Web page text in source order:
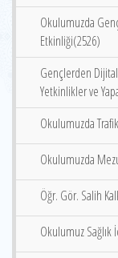
Okulumuzda
Etkinliği(2526)
Gençlerden
Yetkinlikler ve
Okulumuzda
Okulumuzda
Öğr. Gör. Salih
Okulumuz Sağlık